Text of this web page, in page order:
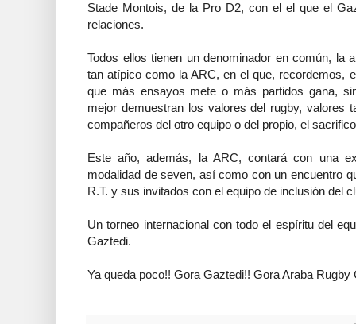
Stade Montois, de la Pro D2, con el el que el
relaciones.
Todos ellos tienen un denominador en común, la
tan atípico como la ARC, en el que, recordemos,
que más ensayos mete o más partidos gana,
mejor demuestran los valores del rugby, valores
compañeros del otro equipo o del propio, el
Este año, además, la ARC, contará con una
modalidad de seven, así como con un encuentro
R.T. y sus invitados con el equipo de inclusión del
Un torneo internacional con todo el espíritu del
Gaztedi.
Ya queda poco!! Gora Gaztedi!! Gora Araba Rugby